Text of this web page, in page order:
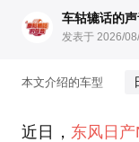
车轱辘话的
发表于 2026/
本文介绍的车型
近日， 东风日产